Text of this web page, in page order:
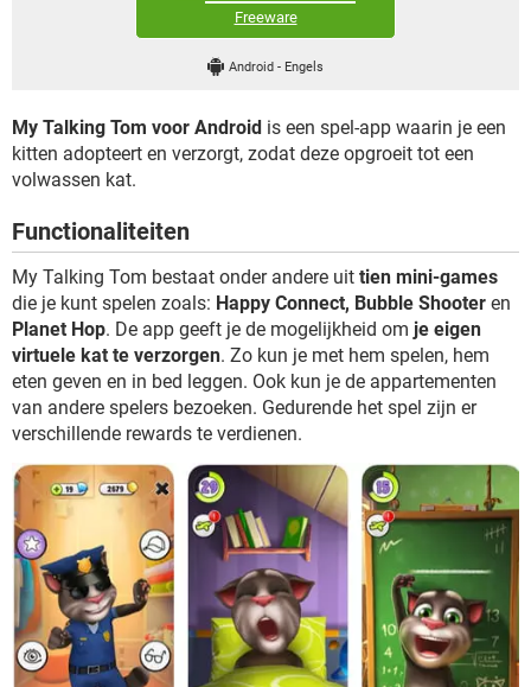
SNAPCHAT
CORONAVIRUS
SNAPCHAT
GAMES
GRATIS SNAPCHAT
TIKTOK
Freeware
Android - Engels
My Talking Tom voor Android is een spel-app waarin je een
kitten adopteert en verzorgt, zodat deze opgroeit tot een
volwassen kat.
Functionaliteiten
My Talking Tom bestaat onder andere uit tien mini-games
die je kunt spelen zoals: Happy Connect, Bubble Shooter en
Planet Hop. De app geeft je de mogelijkheid om je eigen
virtuele kat te verzorgen. Zo kun je met hem spelen, hem
eten geven en in bed leggen. Ook kun je de appartementen
van andere spelers bezoeken. Gedurende het spel zijn er
verschillende rewards te verdienen.